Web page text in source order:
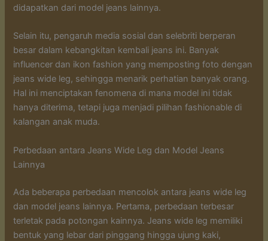
didapatkan dari model jeans lainnya.
Selain itu, pengaruh media sosial dan selebriti berperan
besar dalam kebangkitan kembali jeans ini. Banyak
influencer dan ikon fashion yang memposting foto dengan
jeans wide leg, sehingga menarik perhatian banyak orang.
Hal ini menciptakan fenomena di mana model ini tidak
hanya diterima, tetapi juga menjadi pilihan fashionable di
kalangan anak muda.
Perbedaan antara Jeans Wide Leg dan Model Jeans
Lainnya
Ada beberapa perbedaan mencolok antara jeans wide leg
dan model jeans lainnya. Pertama, perbedaan terbesar
terletak pada potongan kainnya. Jeans wide leg memiliki
bentuk yang lebar dari pinggang hingga ujung kaki,